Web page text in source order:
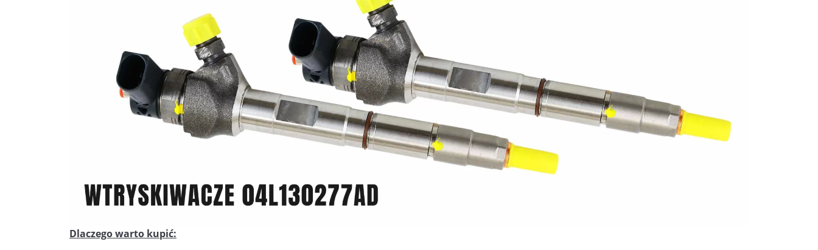
Dlaczego warto kupić: